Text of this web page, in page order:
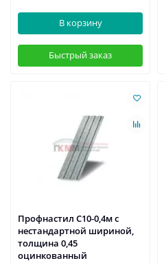
В корзину
Быстрый заказ
Профнастил С10-0,4м с
нестандартной шириной,
толщина 0,45
оцинкованный